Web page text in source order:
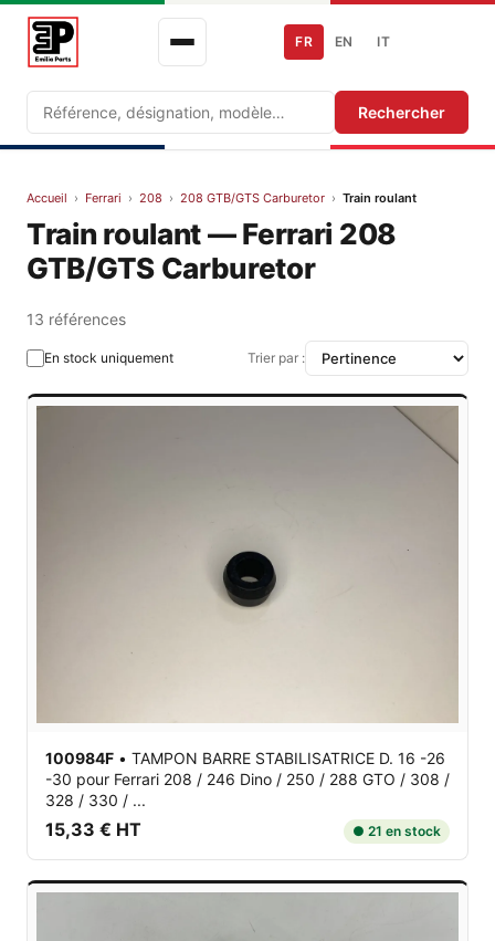
Recherche Rechercher
FR EN IT
Accueil › Ferrari › 208 › 208 GTB/GTS Carburetor › Train roulant
Train roulant — Ferrari 208
GTB/GTS Carburetor
13 références
En stock uniquement Trier par :
100984F • TAMPON BARRE STABILISATRICE D. 16 -26
-30 pour Ferrari 208 / 246 Dino / 250 / 288 GTO / 308 /
328 / 330 / ...
15,33 € HT ● 21 en stock